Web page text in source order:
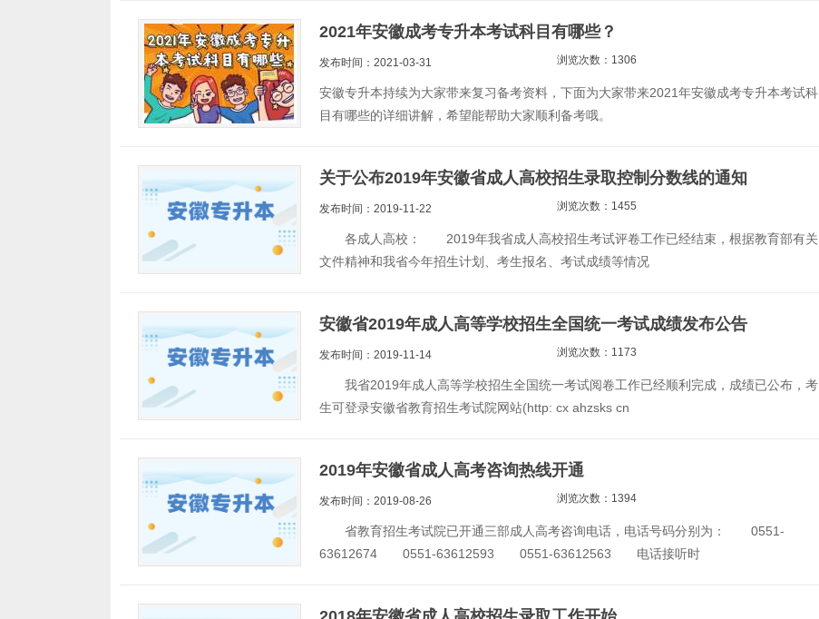
2021年安徽成考专升本考试科目有哪些？
发布时间：2021-03-31 浏览次数：1306
安徽专升本持续为大家带来复习备考资料，下面为大家带来2021年安徽成考专升本考试科
目有哪些的详细讲解，希望能帮助大家顺利备考哦。
关于公布2019年安徽省成人高校招生录取控制分数线的通知
发布时间：2019-11-22 浏览次数：1455
各成人高校： 2019年我省成人高校招生考试评卷工作已经结束，根据教育部有关
文件精神和我省今年招生计划、考生报名、考试成绩等情况
安徽省2019年成人高等学校招生全国统一考试成绩发布公告
发布时间：2019-11-14 浏览次数：1173
我省2019年成人高等学校招生全国统一考试阅卷工作已经顺利完成，成绩已公布，考
生可登录安徽省教育招生考试院网站(http: cx ahzsks cn
2019年安徽省成人高考咨询热线开通
发布时间：2019-08-26 浏览次数：1394
省教育招生考试院已开通三部成人高考咨询电话，电话号码分别为： 0551-
63612674 0551-63612593 0551-63612563 电话接听时